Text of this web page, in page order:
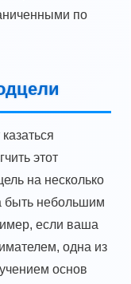
по
этот
на несколько
быть небольшим
если ваша
одна из
основ